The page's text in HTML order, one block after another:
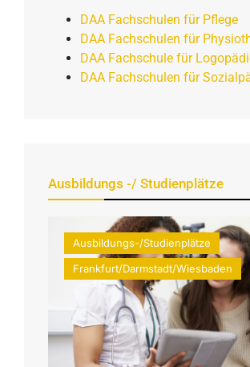
DAA Fachschulen für Pflege
DAA Fachschulen für
DAA Fachschule für
DAA Fachschulen für
Ausbildungs -/ Studienplätze
Ausbildungs-/Studienplätze
Frankfurt/Darmstadt/Wiesbaden